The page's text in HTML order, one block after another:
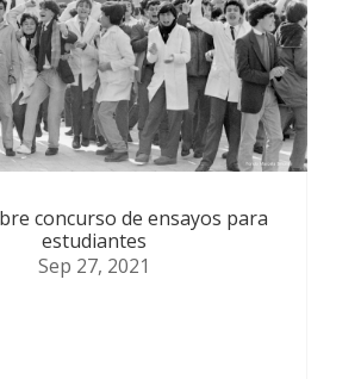
concurso de ensayos para
estudiantes
Sep 27, 2021